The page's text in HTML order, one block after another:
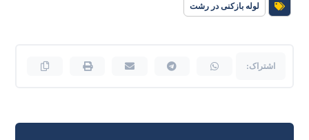
لوله بازکنی در رشت